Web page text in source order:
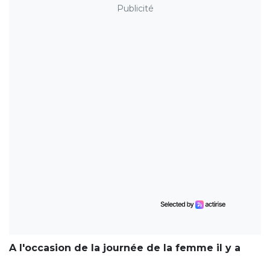
Publicité
A l'occasion de la journée de la femme il y a